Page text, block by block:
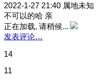
2022-1-27 21:40 属地未知
不可以的哈 亲
正在加载, 请稍候...
发表评论…
14
11